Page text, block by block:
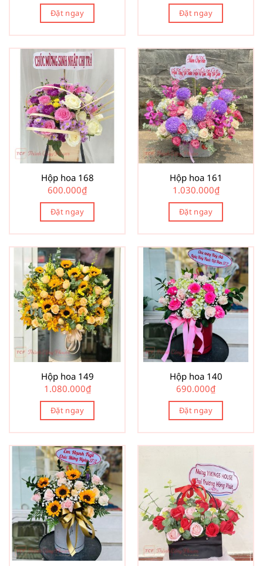
Đặt ngay Đặt ngay
Hộp hoa 168
600.000₫
Đặt ngay
Hộp hoa 161
1.030.000₫
Đặt ngay
Hộp hoa 149
1.080.000₫
Đặt ngay
Hộp hoa 140
690.000₫
Đặt ngay